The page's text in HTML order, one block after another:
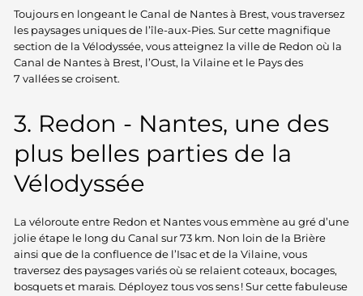
Toujours en longeant le Canal de Nantes à Brest, vous traversez
les paysages uniques de l’île-aux-Pies. Sur cette magnifique
section de la Vélodyssée, vous atteignez la ville de Redon où la
Canal de Nantes à Brest, l’Oust, la Vilaine et le Pays des
7 vallées se croisent.
3. Redon - Nantes, une des
plus belles parties de la
Vélodyssée
La véloroute entre Redon et Nantes vous emmène au gré d’une
jolie étape le long du Canal sur 73 km. Non loin de la Brière
ainsi que de la confluence de l’Isac et de la Vilaine, vous
traversez des paysages variés où se relaient coteaux, bocages,
bosquets et marais. Déployez tous vos sens ! Sur cette fabuleuse